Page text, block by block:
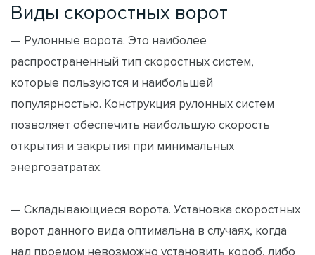
Виды скоростных ворот
— Рулонные ворота. Это наиболее
распространенный тип скоростных систем,
которые пользуются и наибольшей
популярностью. Конструкция рулонных систем
позволяет обеспечить наибольшую скорость
открытия и закрытия при минимальных
энергозатратах.
— Складывающиеся ворота. Установка скоростных
ворот данного вида оптимальна в случаях, когда
над проемом невозможно установить короб, либо